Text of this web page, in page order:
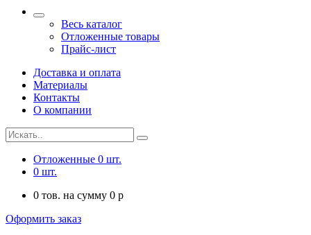
Весь каталог
Отложенные товары
Прайс-лист
Доставка и оплата
Материалы
Контакты
О компании
Отложенные 0 шт.
0 шт.
0 тов. на сумму 0 p
Оформить заказ